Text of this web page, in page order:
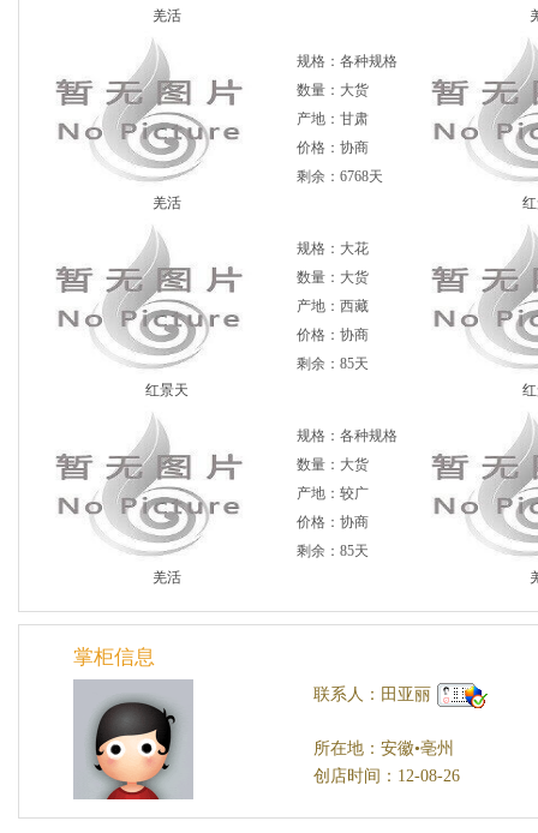
羌活
羌活
规格：各种规格
数量：大货
产地：甘肃
价格：协商
剩余：6768天
红景天
规格：大花
数量：大货
产地：西藏
价格：协商
剩余：85天
羌活
规格：各种规格
数量：大货
产地：较广
价格：协商
剩余：85天
掌柜信息
联系人：田亚丽
所在地：安徽•亳州
创店时间：12-08-26